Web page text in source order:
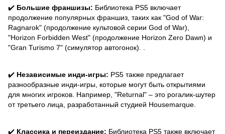
✔️ Большие франшизы: Библиотека PS5 включает
продолжение популярных франшиз, таких как "God of War:
Ragnarok" (продолжение культовой серии God of War),
"Horizon Forbidden West" (продолжение Horizon Zero Dawn) и
"Gran Turismo 7" (симулятор автогонок). .
✔️ Независимые инди-игры: PS5 также предлагает
разнообразные инди-игры, которые могут быть открытиями
для многих игроков. Например, "Returnal" – это рогалик-шутер
от третьего лица, разработанный студией Housemarque.
✔️ Классика и переиздание: Библиотека PS5 также включает